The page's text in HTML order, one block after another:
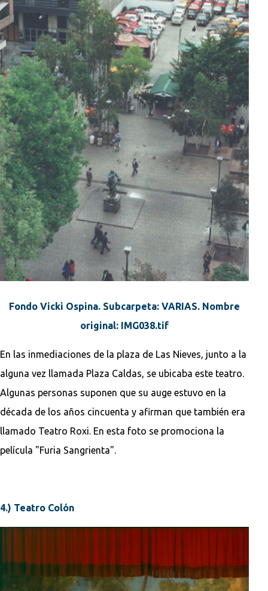
Fondo Vicki Ospina. Subcarpeta: VARIAS. Nombre
original: IMG038.tif
En las inmediaciones de la plaza de Las Nieves, junto a la
alguna vez llamada Plaza Caldas, se ubicaba este teatro.
Algunas personas suponen que su auge estuvo en la
década de los años cincuenta y afirman que también era
llamado Teatro Roxi. En esta foto se promociona la
película "Furia Sangrienta".
4.) Teatro Colón